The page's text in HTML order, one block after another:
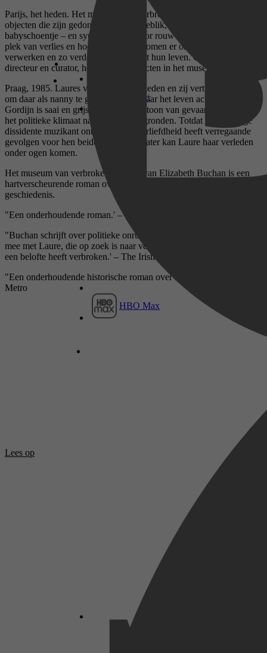
Disney+
HBO Max
Parijs, het heden. Het museum van verbroken beloftes bevat
objecten die zijn gedoneerd – een cakeblik, een bruidssluier, een
babyschoentje – en symbool staan voor rouw of verraad. Het is een
plek van verlies en hoop: bezoekers komen er om het verleden te
verwerken en zo verder te kunnen met hun leven. Ook Laure, de
directeur en curator, heeft enkele objecten in het museum uitgestald.
Praag, 1985. Laures vader is net overleden en zij vertrekt naar Praag
om daar als nanny te gaan werken. Maar het leven achter het IJzeren
Gordijn is saai en grijs, met een ondertoon van gevaar. Laure kan
het politieke klimaat nauwelijks doorgronden. Totdat ze een jonge
dissidente muzikant ontmoet. Haar verliefdheid heeft verregaande
gevolgen voor hen beiden. Pas jaren later kan Laure haar verleden
onder ogen komen.
Het museum van verbroken beloftes van Elizabeth Buchan is een
hartverscheurende roman over een zwarte bladzijde uit de Europese
geschiedenis.
"Een onderhoudende roman.' – The Daily Mail
"Buchan schrijft over politieke onrust en ontluikende liefde. Je reist
mee met Laure, die op zoek is naar vergiffenis omdat ze zelf ooit
een belofte heeft verbroken.' – The Irish Times
"Een onderhoudende historische roman over liefde en verraad.' –
Metro
Lees op